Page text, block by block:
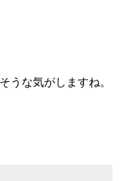
うな気がしますね。